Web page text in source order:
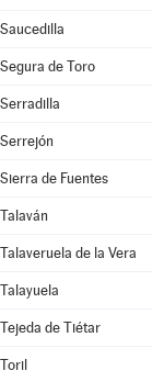
Saucedilla
Segura de Toro
Serradilla
Serrejón
Sierra de Fuentes
Talaván
Talaveruela de la Vera
Talayuela
Tejeda de Tiétar
Toril